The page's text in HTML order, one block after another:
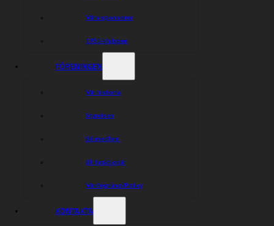
Våra sponsorer
1951-klubben
FÖRENINGEN
Vår historia
Styrelsen
Bli medlem
Bli funktionär
Värdegrund/Policy
KONTAKTA